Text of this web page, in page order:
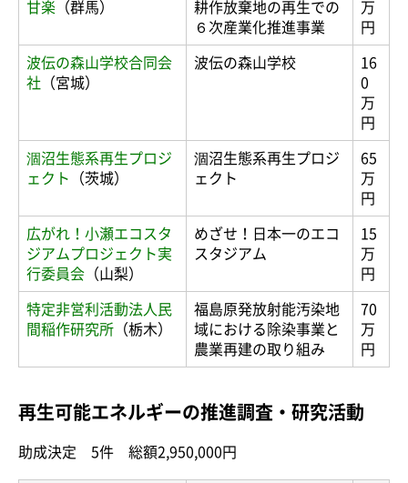
甘楽 （群馬）
耕作放棄地の再生での
６次産業化推進事業
万
円
波伝の森山学校合同会
社 （宮城）
波伝の森山学校
16
0
万
円
涸沼生態系再生プロジ
ェクト
（茨城）
涸沼生態系再生プロジ
ェクト
65
万
円
広がれ！小瀬エコスタ
ジアムプロジェクト実
行委員会 （山梨）
めざせ！日本一のエコ
スタジアム
15
万
円
特定非営利活動法人民
間稲作研究所 （栃木）
福島原発放射能汚染地
域における除染事業と
農業再建の取り組み
70
万
円
再生可能エネルギーの推進調査・研究活動
助成決定 5件 総額2,950,000円